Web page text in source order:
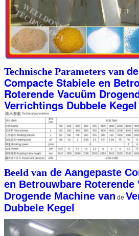
Technische Parameters van
Compacte Stabiele en
Roterende Vacuüm
Verrichtings Dubbele Kegel
Beeld van de Aangepaste
en Betrouwbare Roterende
Drogende Machine van de
Dubbele Kegel